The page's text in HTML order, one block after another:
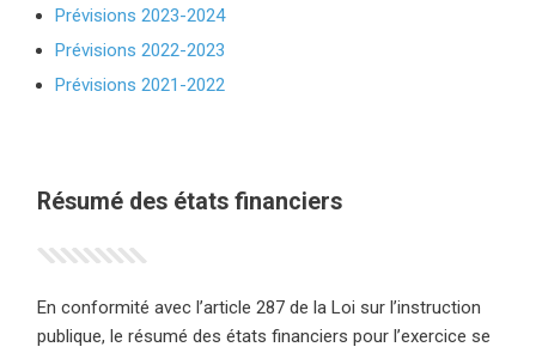
Prévisions 2023-2024(ce lien ouvre dans une nouvelle
Prévisions 2022-2023
Prévisions 2021-2022
Résumé des états financiers
En conformité avec l’article 287 de la Loi sur l’instruction
publique, le résumé des états financiers pour l’exercice se